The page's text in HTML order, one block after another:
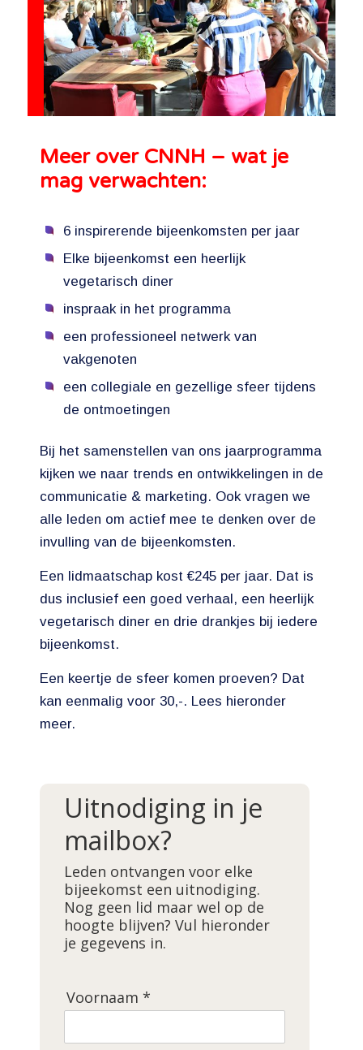
Meer over CNNH – wat je
mag verwachten:
6 inspirerende bijeenkomsten per jaar
Elke bijeenkomst een heerlijk
vegetarisch diner
inspraak in het programma
een professioneel netwerk van
vakgenoten
een collegiale en gezellige sfeer tijdens
de ontmoetingen
Bij het samenstellen van ons jaarprogramma
kijken we naar trends en ontwikkelingen in de
communicatie & marketing. Ook vragen we
alle leden om actief mee te denken over de
invulling van de bijeenkomsten.
Een lidmaatschap kost €245 per jaar. Dat is
dus inclusief een goed verhaal, een heerlijk
vegetarisch diner en drie drankjes bij iedere
bijeenkomst.
Een keertje de sfeer komen proeven? Dat
kan eenmalig voor 30,-. Lees hieronder
meer.
Uitnodiging in je
mailbox?
Leden ontvangen voor elke
bijeekomst een uitnodiging.
Nog geen lid maar wel op de
hoogte blijven? Vul hieronder
je gegevens in.
Voornaam *